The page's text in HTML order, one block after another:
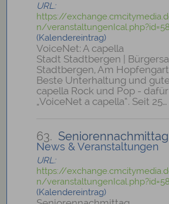
URL:
https://
n/
(Kalendereintrag)
VoiceNet: A capella
Stadt Stadtbergen |
Stadtbergen, Am
Beste Unterhaltung und
capella Rock und Pop -
„VoiceNet a capella“. Seit 25…
63. Seniorennachmittag
News & Veranstaltungen
URL:
https://
n/
(Kalendereintrag)